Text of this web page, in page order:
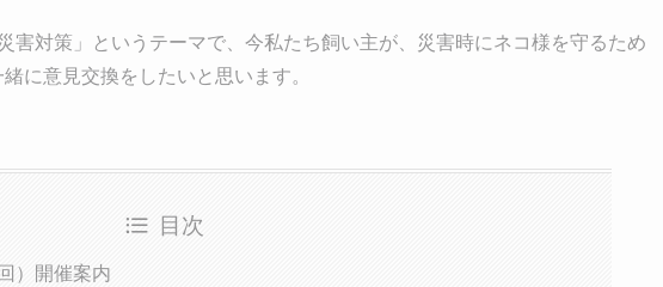
害対策」というテーマで、今私たち飼い主が、災害時にネコ様を守るため
に意見交換をしたいと思います。
目次
）開催案内